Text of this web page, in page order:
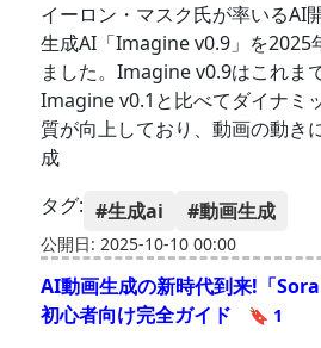
イーロン・マスク氏が率いるAI
生成AI「Imagine v0.9」を2025
ました。Imagine v0.9はこれま
Imagine v0.1と比べてダイナミ
質が向上しており、動画の動き
成
タグ: #生成ai #動画生成
公開日: 2025-10-10 00:00
AI動画生成の新時代到来!「
初心者向け完全ガイド
🔖 1